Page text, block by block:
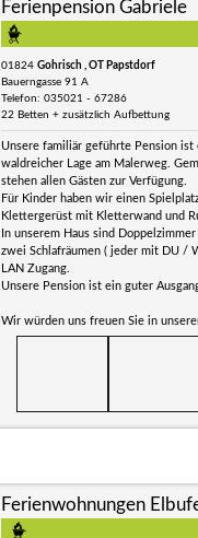
Ferienpension Gabriele
01824 Gohrisch , OT Papstdorf
Bauerngasse 91 A
Telefon: 035021 - 67286
22 Betten + zusätzlich Aufbettung
Unsere familiär geführte Pension
waldreicher Lage am Malerweg.
stehen allen Gästen zur Verfügung.
Für Kinder haben wir einen
Klettergerüst mit Kletterwand und
In unserem Haus sind
zwei Schlafräumen ( jeder mit DU /
LAN Zugang.
Unsere Pension ist ein guter
Wir würden uns freuen Sie in
Ferienwohnungen